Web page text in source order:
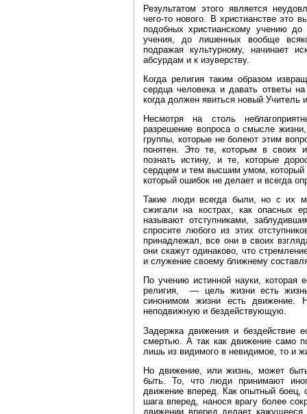
Результатом этого является
чего‑то нового. В христианстве это
подобных христианскому учению
учения, до лишенных вообще
подражая культурному, начинает
абсурдам и к изуверству.
Когда религия таким образом
сердца человека и давать ответы
когда должен явиться новый Учитель
Несмотря на столь
разрешение вопроса о смысле
группы, которые не болеют этим
понятен. Это те, которым в своих
познать истину, и те, которые
сердцем и тем высшим умом, который
который ошибок не делает и всегда
Такие люди всегда были, но с их
сжигали на кострах, как опасных
называют отступниками,
спросите любого из этих
принадлежал, все они в своих
они скажут одинаково, что
и служение своему ближнему
По учению истинной науки, которая
религия, — цель жизни есть
синонимом жизни есть движение.
неподвижную и бездействующую.
Задержка движения и бездействие
смертью. А так как движение само
лишь из видимого в невидимое, то и
Но движение, или жизнь, может
быть. То, что люди принимают
движение вперед. Как опытный боец,
шага вперед, нанося врагу более
движении вперед делает